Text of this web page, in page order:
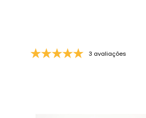
3 avaliações